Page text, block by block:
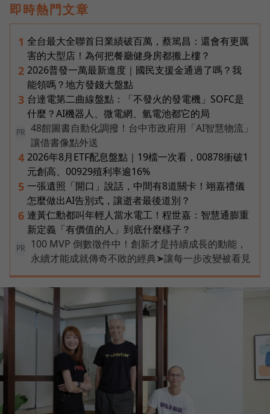
即時熱門文章
1 全台最大全聯首日業績破百萬，蔡篤昌：還會有更厲
害的大型店！為何把餐廳健身房都搬上樓？
2 2026普發一萬最新進度｜國民支援金通過了嗎？我
能領嗎？地方發錢大盤點
3 台達電第二曲線盤點：「不發火的發電機」SOFC是
什麼？AI機器人、微電網、氫電池都它的局
PR
48館圖書自動化調撥！台中市政府用「AI智慧物流」
讓借書像點外送
4 2026年8月ETF配息盤點｜19檔一次看，00878衝破1
元創高、00929殖利率逾16%
5 一張遺照「開口」說話，中間有8道關卡！翊嘉禮儀
怎麼做出AI告別式，讓逝者最後道別？
6 連黃仁勳都叫年輕人當水電工！程世嘉：智慧通膨重
新定義「有價值的人」到底什麼樣子？
PR
100 MVP 倒數徵件中！創新才是持續成長的動能，
永續才能成就傳奇不敗的經典➤讓每一步改變被看見